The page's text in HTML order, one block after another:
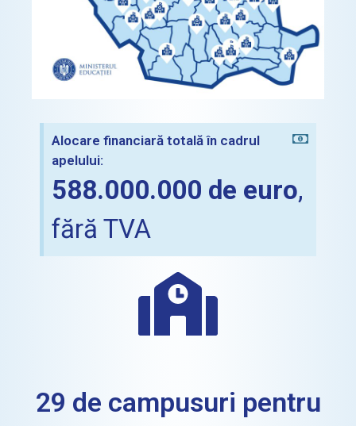
Alocare financiară totală în cadrul
apelului:
588.000.000 de euro,
fără TVA
29 de campusuri pentru